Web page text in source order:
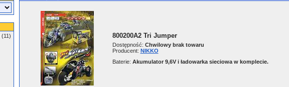
(11)
800200A2 Tri Jumper
Dostępność: Chwilowy brak towaru
Producent: NIKKO
Baterie: Akumulator 9,6V i ładowarka sieciowa w komplecie.